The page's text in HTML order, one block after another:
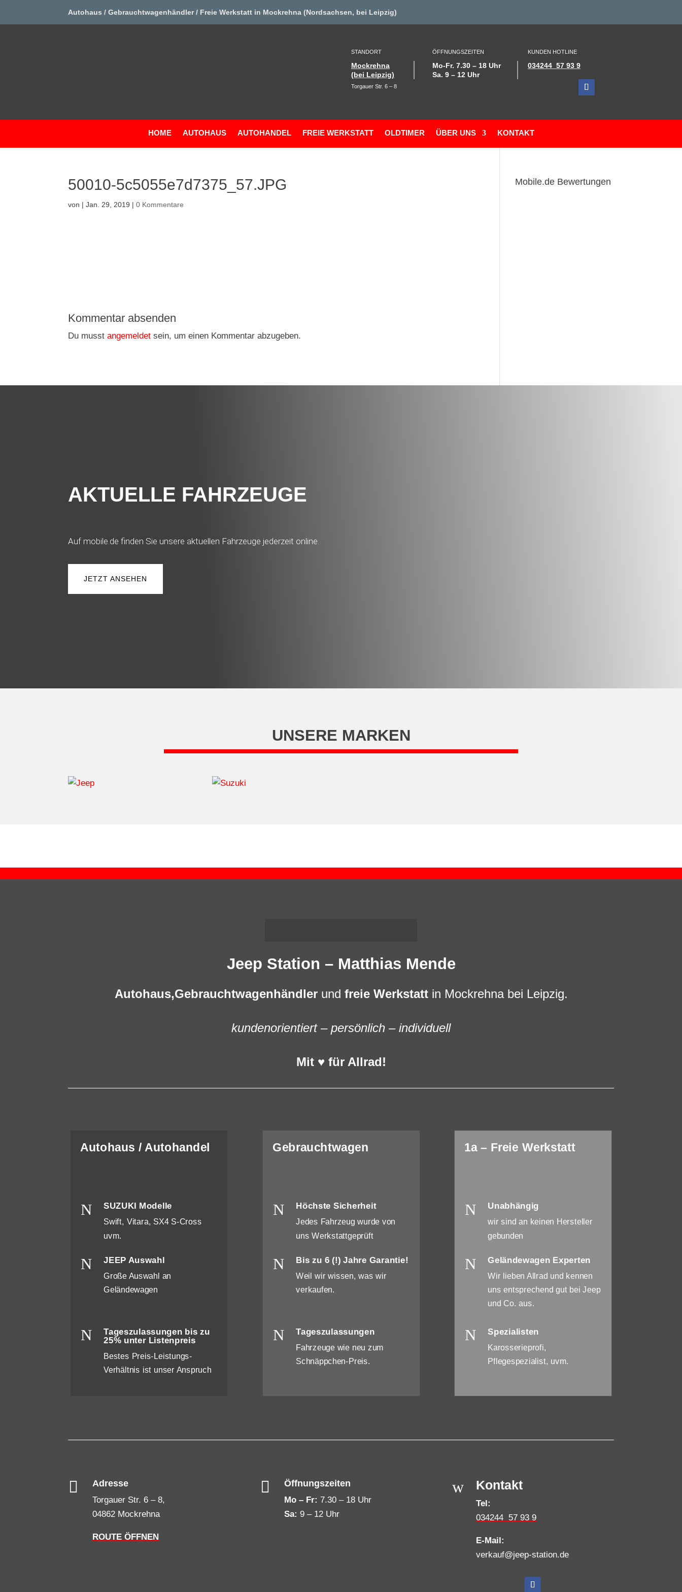
Autohaus / Gebrauchtwagenhändler / Freie Werkstatt in Mockrehna (Nordsachsen, bei Leipzig)
STANDORT
Mockrehna
(bei Leipzig)
Torgauer Str. 6 – 8
ÖFFNUNGSZEITEN
Mo-Fr. 7.30 – 18 Uhr
Sa. 9 – 12 Uhr
KUNDEN HOTLINE
034244 57 93 9
HOME AUTOHAUS AUTOHANDEL FREIE WERKSTATT OLDTIMER ÜBER UNS KONTAKT
50010-5c5055e7d7375_57.JPG
von |Jan. 29, 2019 |0 Kommentare
Kommentar absenden
Du musstangemeldet sein, um einen Kommentar abzugeben.
Mobile.de Bewertungen
AKTUELLE FAHRZEUGE
Auf mobile.de finden Sie unsere aktuellen Fahrzeuge jederzeit online.
JETZT ANSEHEN
UNSERE MARKEN
Jeep Station – Matthias Mende
Autohaus,Gebrauchtwagenhändlerund freie Werkstattin Mockrehna bei Leipzig.
kundenorientiert – persönlich – individuell
Mit ♥ für Allrad!
Autohaus / Autohandel
N SUZUKI Modelle
Swift, Vitara, SX4 S-Cross
uvm.
N JEEP Auswahl
Große Auswahl an
Geländewagen
N
Tageszulassungen bis zu
25% unter Listenpreis
Bestes Preis-Leistungs-
Verhältnis ist unser Anspruch
Gebrauchtwagen
N Höchste Sicherheit
Jedes Fahrzeug wurde von
uns Werkstattgeprüft
N Bis zu 6 (!) Jahre Garantie!
Weil wir wissen, was wir
verkaufen.
N Tageszulassungen
Fahrzeuge wie neu zum
Schnäppchen-Preis.
1a – Freie Werkstatt
N Unabhängig
wir sind an keinen Hersteller
gebunden
N Geländewagen Experten
Wir lieben Allrad und kennen
uns entsprechend gut bei Jeep
und Co. aus.
N Spezialisten
Karosserieprofi,
Pflegespezialist, uvm.
 Adresse
Torgauer Str. 6 – 8,
04862 Mockrehna
ROUTE ÖFFNEN
 Öffnungszeiten
Mo – Fr: 7.30 – 18 Uhr
Sa: 9 – 12 Uhr
w Kontakt
Tel:
034244 57 93 9
E-Mail:
verkauf@jeep-station.de